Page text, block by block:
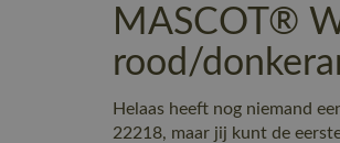
MASCOT®
rood/
Helaas heeft nog niemand
22218, maar jij kunt de